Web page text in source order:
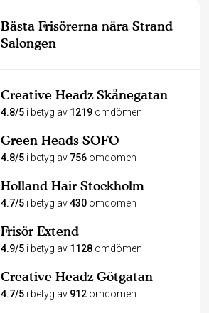
Bästa Frisörerna nära Strand
Salongen
Creative Headz Skånegatan
4.8/5 i betyg av 1219 omdömen
Green Heads SOFO
4.8/5 i betyg av 756 omdömen
Holland Hair Stockholm
4.7/5 i betyg av430 omdömen
Frisör Extend
4.9/5 i betyg av 1128 omdömen
Creative Headz Götgatan
4.7/5 i betyg av 912 omdömen